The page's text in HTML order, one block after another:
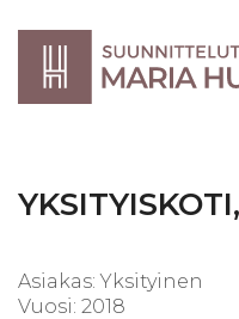
Asiakas: Yksityinen
Vuosi: 2018